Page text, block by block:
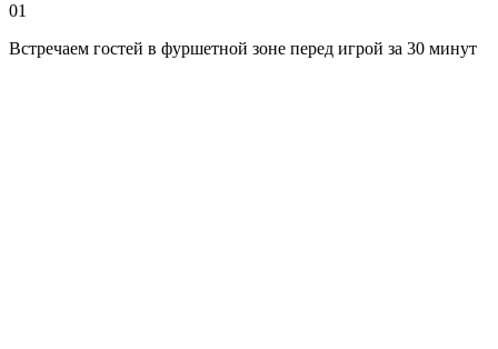
01
Встречаем гостей в фуршетной зоне перед игрой за 30 минут